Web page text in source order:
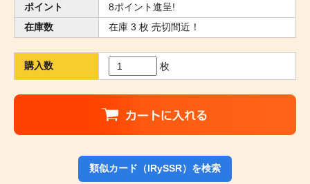
ポイント
8ポイント進呈!
在庫数
在庫 3 枚 売切間近！
購入数 枚
類似カード（IRySSR）を検索